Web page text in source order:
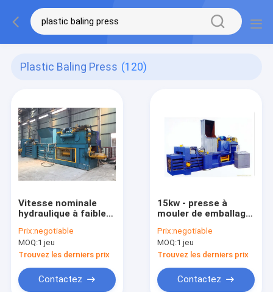
Plastic Baling Press (120)
Vitesse nominale
hydraulique à faible
machine de presse à
emballer de chute de
45 kilowatts/presse
à emballer de papier
Prix:negotiable
MOQ:1 jeu
Trouvez les derniers prix
Contactez
15kw - presse à
mouler de emballage
machine de boîte du
chiffre d'affaires
37kw/papier de rebut
Prix:negotiable
MOQ:1 jeu
Trouvez les derniers prix
Contactez